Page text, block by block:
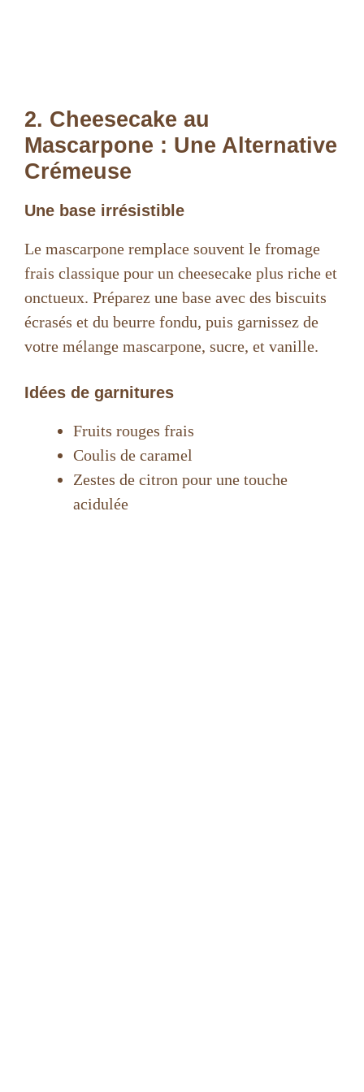
2. Cheesecake au
Mascarpone : Une Alternative
Crémeuse
Une base irrésistible
Le mascarpone remplace souvent le fromage
frais classique pour un cheesecake plus riche et
onctueux. Préparez une base avec des biscuits
écrasés et du beurre fondu, puis garnissez de
votre mélange mascarpone, sucre, et vanille.
Idées de garnitures
Fruits rouges frais
Coulis de caramel
Zestes de citron pour une touche
acidulée